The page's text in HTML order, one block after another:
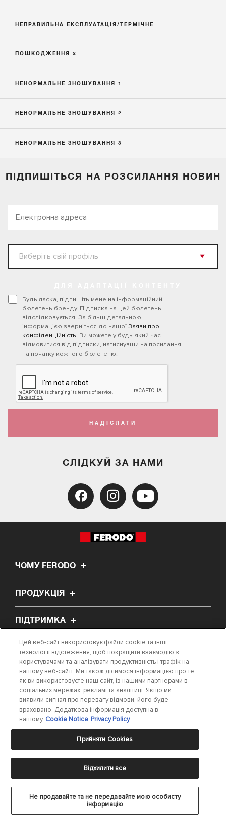
НЕПРАВИЛЬНА ЕКСПЛУАТАЦІЯ/ТЕРМІЧНЕ
ПОШКОДЖЕННЯ 2
НЕНОРМАЛЬНЕ ЗНОШУВАННЯ 1
НЕНОРМАЛЬНЕ ЗНОШУВАННЯ 2
НЕНОРМАЛЬНЕ ЗНОШУВАННЯ 3
ПІДПИШІТЬСЯ НА РОЗСИЛАННЯ НОВИН
Будь ласка, підпишіть мене на інформаційний
бюлетень бренду. Підписка на цей бюлетень
відслідковується. За більш детальною
інформацією зверніться до нашої Заяви про
конфіденційність. Ви можете у будь-який час
відмовитися від підписки, натиснувши на посилання
на початку кожного бюлетеню.
НАДІСЛАТИ
СЛІДКУЙ ЗА НАМИ
ЧОМУ FERODO
ПРОДУКЦІЯ
ПІДТРИМКА
ПРО НАС
СТАТТЯ
ЗНАЙТИ ПОТРІБНУ ДЕТАЛЬ
|
Settings|Cookie Notice
2024 DRiV Automotive Inc. або одна з її дочірніх компаній в одній або
Цей веб-сайт використовує файли cookie та інші
технології відстеження, щоб покращити взаємодію з
користувачами та аналізувати продуктивність і трафік на
нашому веб-сайті. Ми також ділимося інформацією про те,
як ви використовуєте наш сайт, із нашими партнерами в
соціальних мережах, рекламі та аналітиці. Якщо ми
виявили сигнал про перевагу відмови, його буде
враховано. Додаткова інформація доступна в
нашому Cookie Notice Privacy Policy
Не продавайте та не передавайте мою особисту
інформацію
Відхилити все
Прийняти Cookies